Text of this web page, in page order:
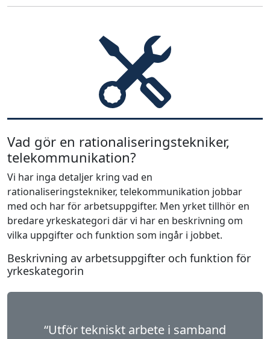
Vad gör en rationaliseringstekniker,
telekommunikation?
Vi har inga detaljer kring vad en
rationaliseringstekniker, telekommunikation jobbar
med och har för arbetsuppgifter. Men yrket tillhör en
bredare yrkeskategori där vi har en beskrivning om
vilka uppgifter och funktion som ingår i jobbet.
Beskrivning av arbetsuppgifter och funktion för
yrkeskategorin
“Utför tekniskt arbete i samband